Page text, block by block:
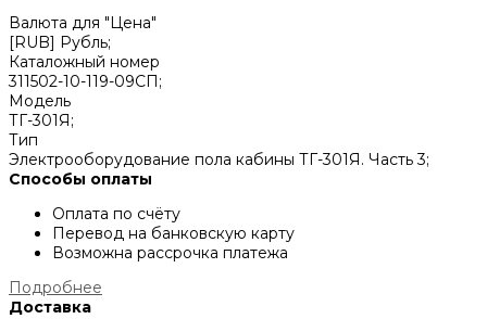
Валюта для "Цена"
[RUB] Рубль;
Каталожный номер
311502-10-119-09СП;
Модель
ТГ-301Я;
Тип
Электрооборудование пола кабины ТГ-301Я. Часть 3;
Способы оплаты
Оплата по счёту
Перевод на банковскую карту
Возможна рассрочка платежа
Подробнее
Доставка